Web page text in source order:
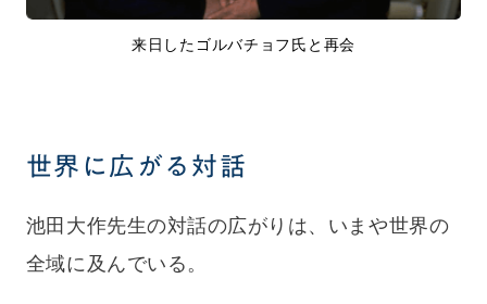
来日したゴルバチョフ氏と再会
世界に広がる対話
池田大作先生の対話の広がりは、いまや世界の
全域に及んでいる。